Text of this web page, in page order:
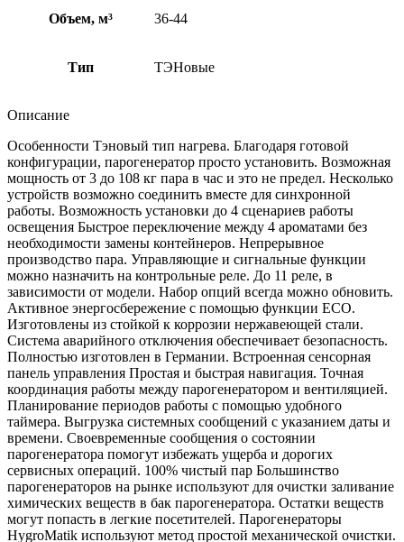
Объем, м³ 36-44
Тип ТЭНовые
Описание
Особенности Тэновый тип нагрева. Благодаря готовой
конфигурации, парогенератор просто установить. Возможная
мощность от 3 до 108 кг пара в час и это не предел. Несколько
устройств возможно соединить вместе для синхронной
работы. Возможность установки до 4 сценариев работы
освещения Быстрое переключение между 4 ароматами без
необходимости замены контейнеров. Непрерывное
производство пара. Управляющие и сигнальные функции
можно назначить на контрольные реле. До 11 реле, в
зависимости от модели. Набор опций всегда можно обновить.
Активное энергосбережение с помощью функции ECO.
Изготовлены из стойкой к коррозии нержавеющей стали.
Система аварийного отключения обеспечивает безопасность.
Полностью изготовлен в Германии. Встроенная сенсорная
панель управления Простая и быстрая навигация. Точная
координация работы между парогенератором и вентиляцией.
Планирование периодов работы с помощью удобного
таймера. Выгрузка системных сообщений с указанием даты и
времени. Своевременные сообщения о состоянии
парогенератора помогут избежать ущерба и дорогих
сервисных операций. 100% чистый пар Большинство
парогенераторов на рынке используют для очистки заливание
химических веществ в бак парогенератора. Остатки веществ
могут попасть в легкие посетителей. Парогенераторы
HygroMatik используют метод простой механической очистки.